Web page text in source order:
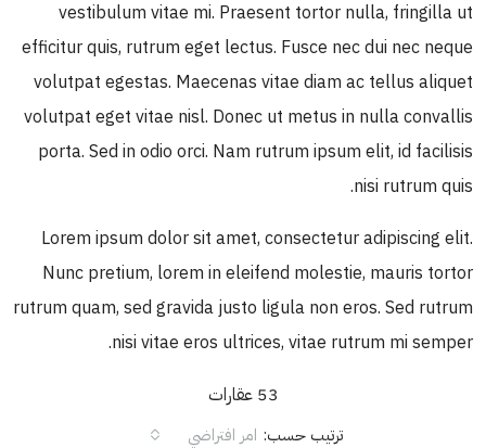
vestibulum vitae mi. Praesent tortor nulla, fringilla ut
efficitur quis, rutrum eget lectus. Fusce nec dui nec neque
volutpat egestas. Maecenas vitae diam ac tellus aliquet
volutpat eget vitae nisl. Donec ut metus in nulla convallis
porta. Sed in odio orci. Nam rutrum ipsum elit, id facilisis
nisi rutrum quis.
Lorem ipsum dolor sit amet, consectetur adipiscing elit.
Nunc pretium, lorem in eleifend molestie, mauris tortor
rutrum quam, sed gravida justo ligula non eros. Sed rutrum
nisi vitae eros ultrices, vitae rutrum mi semper.
53 عقارات
ترتيب حسب: امر افتراضي